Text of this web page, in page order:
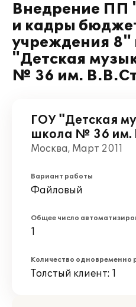
Внедрение ПП
и кадры
учреждения 8"
"Детская
№ 36 им.
ГОУ "Детская
школа № 36 им.
Москва, Март 2011
Вариант работы
Файловый
Общее число
1
Количество одновременно
Толстый клиент: 1